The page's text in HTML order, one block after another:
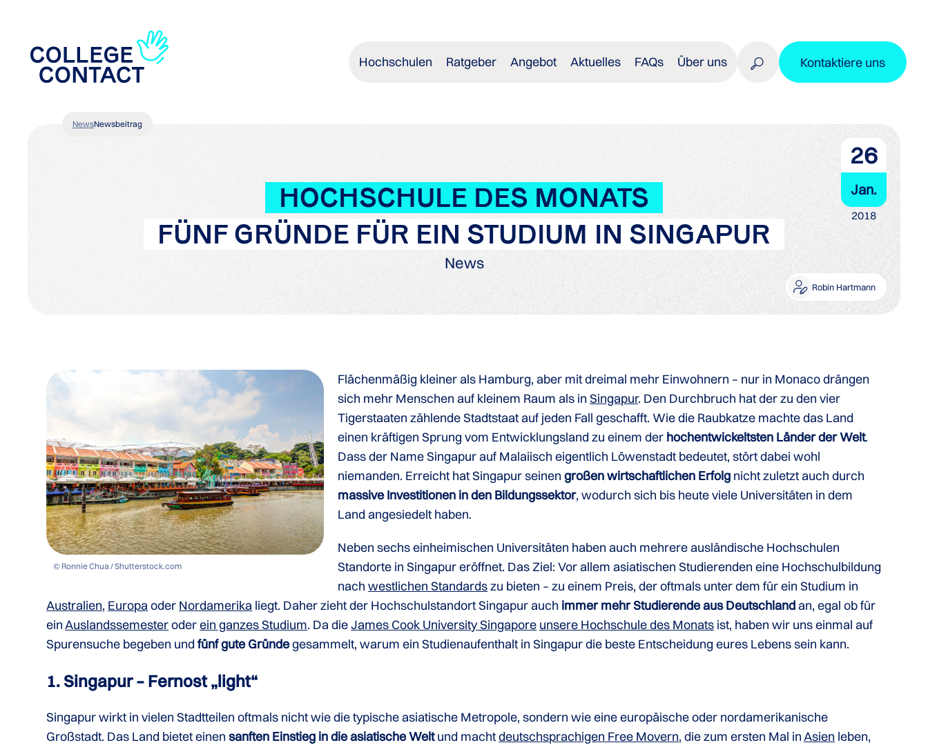
Hochschulen Ratgeber Angebot Aktuelles FAQs Über uns Kontaktiere uns
NewsNewsbeitrag
HOCHSCHULE DES MONATS
FÜNF GRÜNDE FÜR EIN STUDIUM IN SINGAPUR
News
26
Jan.
2018
Robin Hartmann
© Ronnie Chua / Shutterstock.com
Flächenmäßig kleiner als Hamburg, aber mit dreimal mehr Einwohnern – nur in Monaco drängen
sich mehr Menschen auf kleinem Raum als inSingapur. Den Durchbruch hat der zu den vier
Tigerstaaten zählende Stadtstaat auf jeden Fall geschafft. Wie die Raubkatze machte das Land
einen kräftigen Sprung vom Entwicklungsland zu einem der hochentwickeltsten Länder der Welt.
Dass der Name Singapur auf Malaiisch eigentlich Löwenstadt bedeutet, stört dabei wohl
niemanden. Erreicht hat Singapur seinengroßen wirtschaftlichen Erfolg nicht zuletzt auch durch
massive Investitionen in den Bildungssektor, wodurch sich bis heute viele Universitäten in dem
Land angesiedelt haben.
Neben sechs einheimischen Universitäten haben auch mehrere ausländische Hochschulen
Standorte in Singapur eröffnet. Das Ziel: Vor allem asiatischen Studierenden eine Hochschulbildung
nachwestlichen Standardszu bieten – zu einem Preis, der oftmals unter dem für ein Studium in
Australien, Europaoder Nordamerika liegt. Daher zieht der Hochschulstandort Singapur auch immer mehr Studierende aus Deutschlandan, egal ob für
einAuslandssemesteroderein ganzes Studium. Da dieJames Cook University Singapore unsere Hochschule des Monats ist, haben wir uns einmal auf
Spurensuche begeben undfünf gute Gründegesammelt, warum ein Studienaufenthalt in Singapur die beste Entscheidung eures Lebens sein kann.
1. Singapur – Fernost „light“
Singapur wirkt in vielen Stadtteilen oftmals nicht wie die typische asiatische Metropole, sondern wie eine europäische oder nordamerikanische
Großstadt. Das Land bietet einensanften Einstieg in die asiatische Weltund machtdeutschsprachigen Free Movern, die zum ersten Mal inAsien leben,